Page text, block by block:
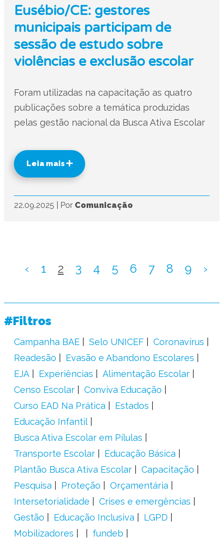
Eusébio/CE: gestores
municipais participam de
sessão de estudo sobre
violências e exclusão escolar
Foram utilizadas na capacitação as quatro
publicações sobre a temática produzidas
pelas gestão nacional da Busca Ativa Escolar
Leia mais
22.09.2025 Por Comunicação
‹ 1 2 3 4 5 6 7 8 9 ›
#Filtros
Campanha BAE Selo UNICEF
Coronavírus
Readesão
Evasão e Abandono Escolares
EJA
Experiências
Alimentação Escolar
Censo Escolar
Conviva Educação
Curso EAD Na Prática
Estados
Educação Infantil
Busca Ativa Escolar em Pílulas
Transporte Escolar
Educação Básica
Plantão Busca Ativa Escolar
Capacitação
Pesquisa
Proteção
Orçamentária
Intersetorialidade
Crises e emergências
Gestão
Educação Inclusiva
LGPD
Mobilizadores
fundeb